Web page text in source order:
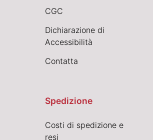
CGC
Dichiarazione di
Accessibilità
Contatta
Spedizione
Costi di spedizione e
resi